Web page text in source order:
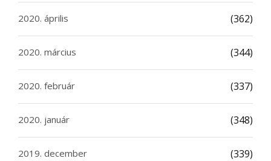
2020. április (362)
2020. március (344)
2020. február (337)
2020. január (348)
2019. december (339)